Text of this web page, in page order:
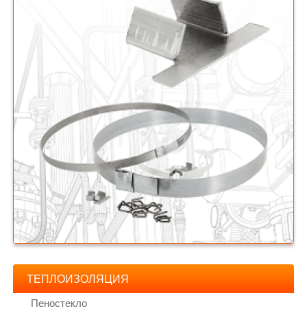
ТЕПЛОИЗОЛЯЦИЯ
Пеностекло